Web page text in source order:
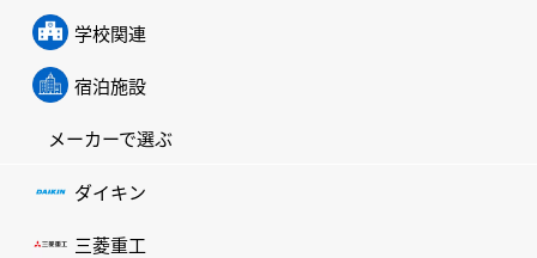
学校関連
宿泊施設
メーカーで選ぶ
ダイキン
三菱重工